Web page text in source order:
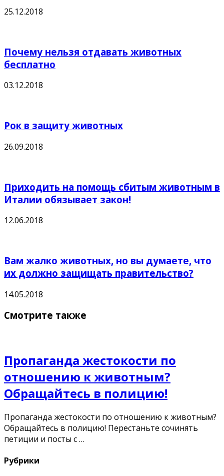
25.12.2018
Почему нельзя отдавать животных
бесплатно
03.12.2018
Рок в защиту животных
26.09.2018
Приходить на помощь сбитым животным в
Италии обязывает закон!
12.06.2018
Вам жалко животных, но вы думаете, что
их должно защищать правительство?
14.05.2018
Смотрите также
Пропаганда жестокости по
отношению к животным?
Обращайтесь в полицию!
Пропаганда жестокости по отношению к животным?
Обращайтесь в полицию! Перестаньте сочинять
петиции и посты с …
Рубрики